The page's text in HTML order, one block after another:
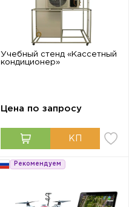
Учебный стенд «Кассетный
кондиционер»
Цена по запросу
Рекомендуем